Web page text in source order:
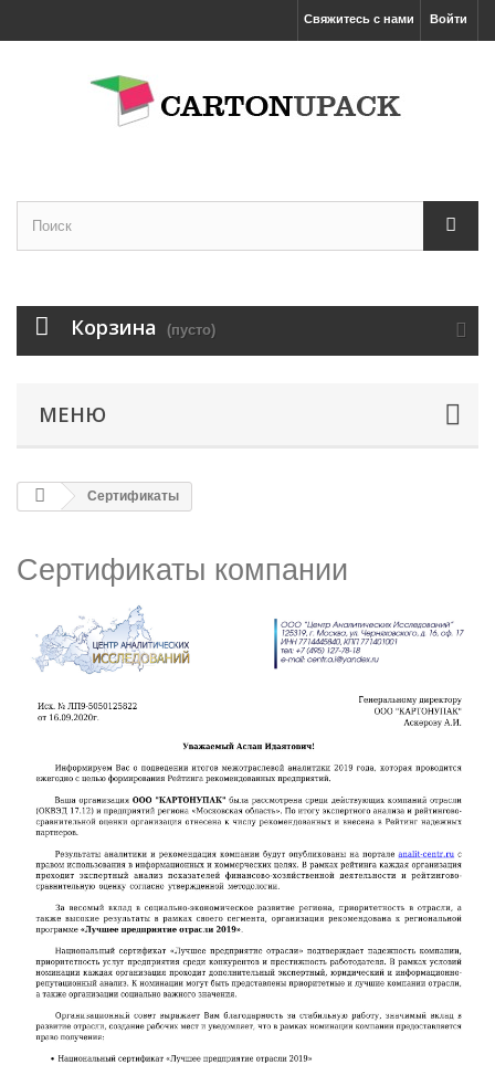
Войти
Свяжитесь с нами
Корзина (пусто)
МЕНЮ
Сертификаты
Сертификаты компании